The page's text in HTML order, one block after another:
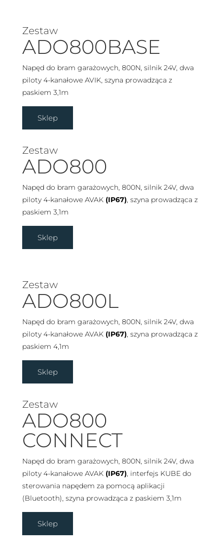
Zestaw
ADO800BASE
Napęd do bram garażowych, 800N, silnik 24V, dwa
piloty 4-kanałowe AVIK, szyna prowadząca z
paskiem 3,1m
Sklep
Zestaw
ADO800
Napęd do bram garażowych, 800N, silnik 24V, dwa
piloty 4-kanałowe AVAK (IP67), szyna prowadząca z
paskiem 3,1m
Sklep
Zestaw
ADO800L
Napęd do bram garażowych, 800N, silnik 24V, dwa
piloty 4-kanałowe AVAK (IP67), szyna prowadząca z
paskiem 4,1m
Sklep
Zestaw
ADO800
CONNECT
Napęd do bram garażowych, 800N, silnik 24V, dwa
piloty 4-kanałowe AVAK (IP67), interfejs KUBE do
sterowania napędem za pomocą aplikacji
(Bluetooth), szyna prowadząca z paskiem 3,1m
Sklep